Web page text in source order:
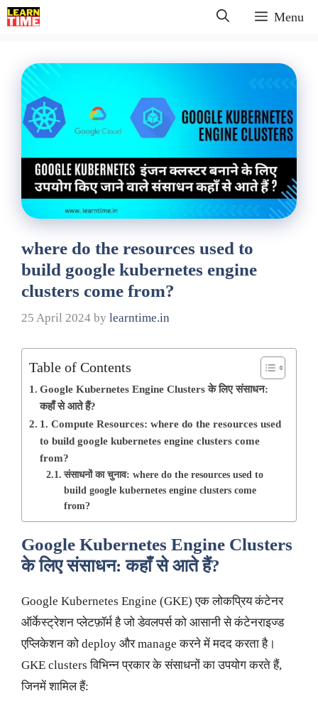
Skip
to
Menu
where do the resources used to
build google kubernetes engine
clusters come from?
25 April 2024 by learntime.in
Table of Contents
Google Kubernetes Engine Clusters के लिए संसाधन:
कहाँ से आते हैं?
1. Compute Resources: where do the resources used
to build google kubernetes engine clusters come
from?
संसाधनों का चुनाव: where do the resources used to
build google kubernetes engine clusters come
from?
Google Kubernetes Engine Clusters
के लिए संसाधन: कहाँ से आते हैं?
Google Kubernetes Engine (GKE) एक लोकप्रिय कंटेनर
ऑर्केस्ट्रेशन प्लेटफ़ॉर्म है जो डेवलपर्स को आसानी से कंटेनराइज्ड
एप्लिकेशन को deploy और manage करने में मदद करता है।
GKE clusters विभिन्न प्रकार के संसाधनों का उपयोग करते हैं,
जिनमें शामिल हैं: